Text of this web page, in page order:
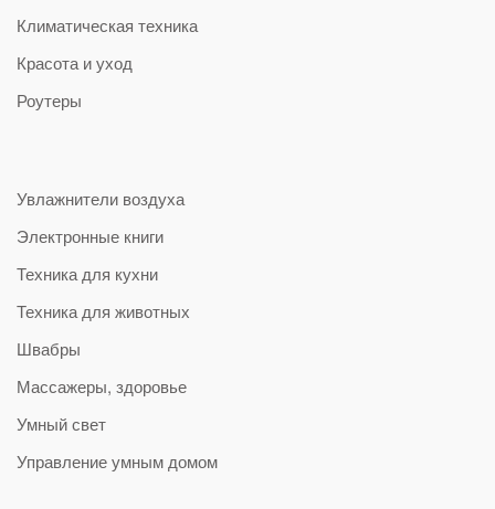
Климатическая техника
Красота и уход
Роутеры
Увлажнители воздуха
Электронные книги
Техника для кухни
Техника для животных
Швабры
Массажеры, здоровье
Умный свет
Управление умным домом